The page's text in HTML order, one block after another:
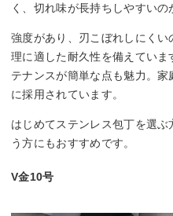
く、切れ味が長持ちしやすいの
強度があり、刃こぼれしにく
理に適した耐久性を備えてい
テナンスが簡単な点も魅力。
に採用されています。
はじめてステンレス包丁を選
う方にもおすすめです。
V金10号